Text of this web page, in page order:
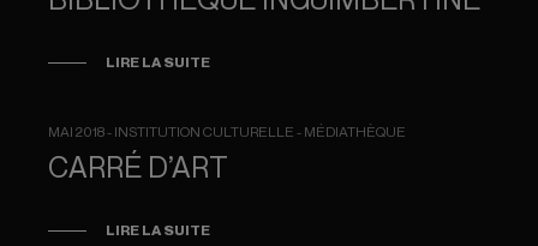
LIRE LA SUITE
MAI 2018 - INSTITUTION CULTURELLE - MÉDIATHÈQUE
CARRÉ D’ART
LIRE LA SUITE